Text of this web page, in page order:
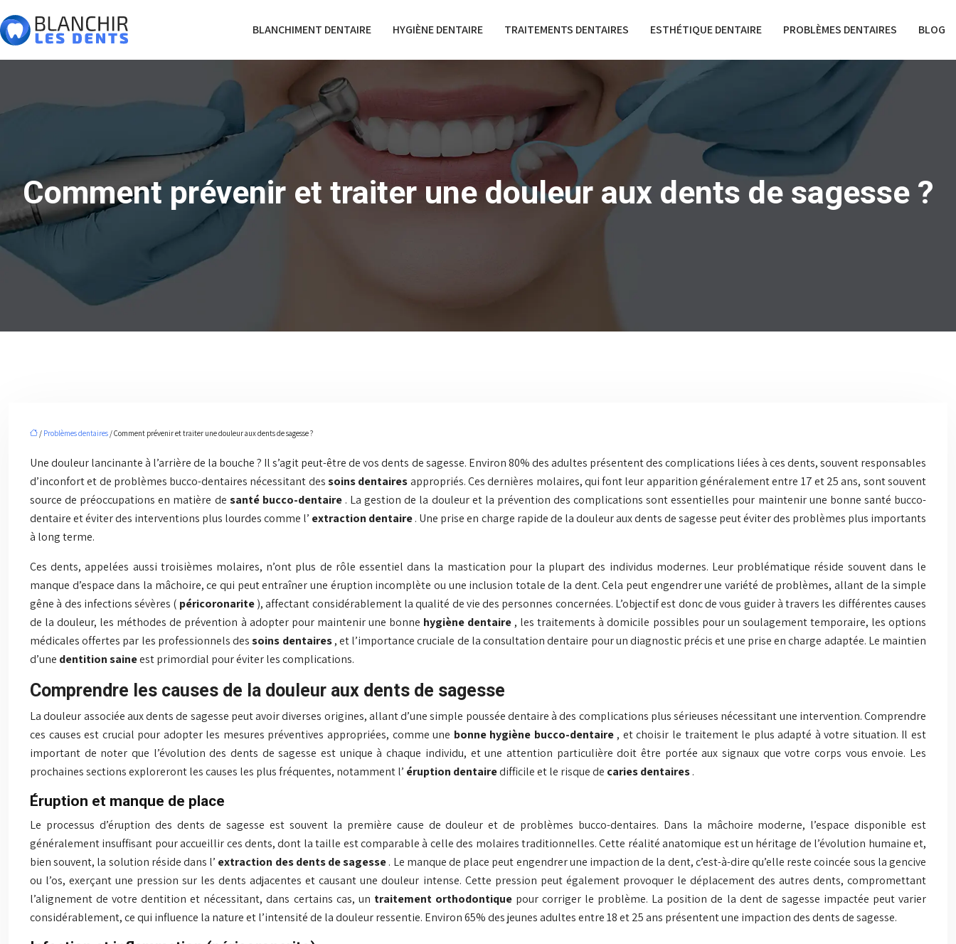
BLANCHIMENT DENTAIRE HYGIÈNE DENTAIRE TRAITEMENTS DENTAIRES ESTHÉTIQUE DENTAIRE PROBLÈMES DENTAIRES BLOG
Comment prévenir et traiter une douleur aux dents de sagesse ?
/ Problèmes dentaires / Comment prévenir et traiter une douleur aux dents de sagesse ?
Une douleur lancinante à l’arrière de la bouche ? Il s’agit peut-être de vos dents de sagesse. Environ 80% des adultes présentent des complications liées à ces dents, souvent responsables
d’inconfort et de problèmes bucco-dentaires nécessitant dessoins dentairesappropriés. Ces dernières molaires, qui font leur apparition généralement entre 17 et 25 ans, sont souvent
source de préoccupations en matière de santé bucco-dentaire . La gestion de la douleur et la prévention des complications sont essentielles pour maintenir une bonne santé bucco-
dentaire et éviter des interventions plus lourdes comme l’ extraction dentaire. Une prise en charge rapide de la douleur aux dents de sagesse peut éviter des problèmes plus importants
à long terme.
Ces dents, appelées aussi troisièmes molaires, n’ont plus de rôle essentiel dans la mastication pour la plupart des individus modernes. Leur problématique réside souvent dans le
manque d’espace dans la mâchoire, ce qui peut entraîner une éruption incomplète ou une inclusion totale de la dent. Cela peut engendrer une variété de problèmes, allant de la simple
gêne à des infections sévères ( péricoronarite), affectant considérablement la qualité de vie des personnes concernées. L’objectif est donc de vous guider à travers les différentes causes
de la douleur, les méthodes de prévention à adopter pour maintenir une bonne hygiène dentaire , les traitements à domicile possibles pour un soulagement temporaire, les options
médicales offertes par les professionnels dessoins dentaires, et l’importance cruciale de la consultation dentaire pour un diagnostic précis et une prise en charge adaptée. Le maintien
d’une dentition saineest primordial pour éviter les complications.
Comprendre les causes de la douleur aux dents de sagesse
La douleur associée aux dents de sagesse peut avoir diverses origines, allant d’une simple poussée dentaire à des complications plus sérieuses nécessitant une intervention. Comprendre
ces causes est crucial pour adopter les mesures préventives appropriées, comme une bonne hygiène bucco-dentaire , et choisir le traitement le plus adapté à votre situation. Il est
important de noter que l’évolution des dents de sagesse est unique à chaque individu, et une attention particulière doit être portée aux signaux que votre corps vous envoie. Les
prochaines sections exploreront les causes les plus fréquentes, notamment l’ éruption dentairedifficile et le risque de caries dentaires.
Éruption et manque de place
Le processus d’éruption des dents de sagesse est souvent la première cause de douleur et de problèmes bucco-dentaires. Dans la mâchoire moderne, l’espace disponible est
généralement insuffisant pour accueillir ces dents, dont la taille est comparable à celle des molaires traditionnelles. Cette réalité anatomique est un héritage de l’évolution humaine et,
bien souvent, la solution réside dans l’ extraction des dents de sagesse. Le manque de place peut engendrer une impaction de la dent, c’est-à-dire qu’elle reste coincée sous la gencive
ou l’os, exerçant une pression sur les dents adjacentes et causant une douleur intense. Cette pression peut également provoquer le déplacement des autres dents, compromettant
l’alignement de votre dentition et nécessitant, dans certains cas, un traitement orthodontique pour corriger le problème. La position de la dent de sagesse impactée peut varier
considérablement, ce qui influence la nature et l’intensité de la douleur ressentie. Environ 65% des jeunes adultes entre 18 et 25 ans présentent une impaction des dents de sagesse.